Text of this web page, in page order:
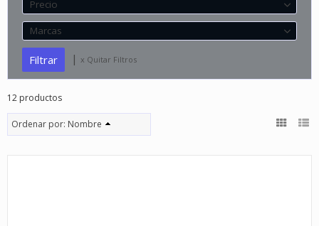
Precio
Marcas
| x Quitar Filtros
12 productos
Ordenar por: Nombre